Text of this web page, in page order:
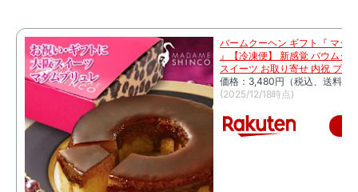
バームクーヘン ギフト『 マダ
』【冷凍便】 新感覚 バウムク
スイーツ お取り寄せ 内祝 プレ
価格：3,480円（税込、送料無
(2025/12/18時点)